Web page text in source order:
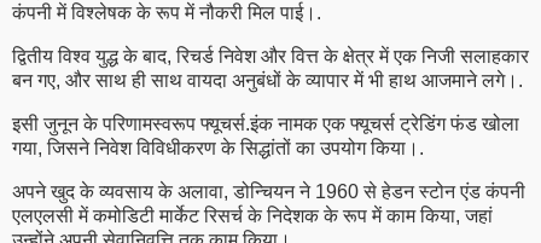
कंपनी में विश्लेषक के रूप में नौकरी मिल पाई।.
द्वितीय विश्व युद्ध के बाद, रिचर्ड निवेश और वित्त के क्षेत्र में एक निजी सलाहकार
बन गए, और साथ ही साथ वायदा अनुबंधों के व्यापार में भी हाथ आजमाने लगे।.
इसी जुनून के परिणामस्वरूप फ्यूचर्स.इंक नामक एक फ्यूचर्स ट्रेडिंग फंड खोला
गया, जिसने निवेश विविधीकरण के सिद्धांतों का उपयोग किया।.
अपने खुद के व्यवसाय के अलावा, डोन्चियन ने 1960 से हेडन स्टोन एंड कंपनी
एलएलसी में कमोडिटी मार्केट रिसर्च के निदेशक के रूप में काम किया, जहां